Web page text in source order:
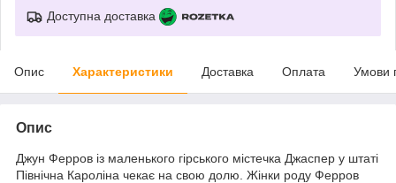
Доступна доставка
Опис Характеристики Доставка Оплата Умови
Опис
Джун Ферров із маленького гірського містечка Джаспер у штаті
Північна Кароліна чекає на свою долю. Жінки роду Ферров